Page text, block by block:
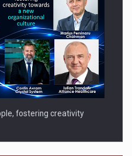
fostering creativity